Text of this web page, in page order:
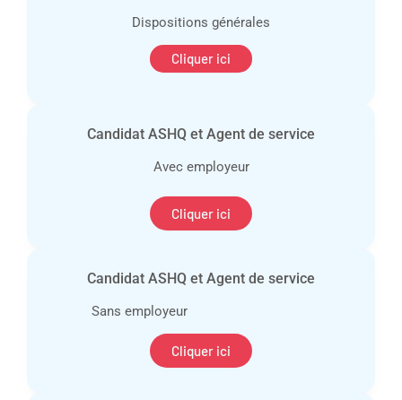
Dispositions générales
Cliquer ici
Candidat ASHQ et Agent de service
Avec employeur
Cliquer ici
Candidat ASHQ et Agent de service
Sans employeur
Cliquer ici